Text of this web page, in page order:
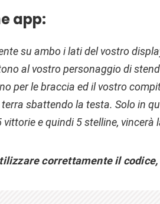
app:
su ambo i lati del vostro
al vostro personaggio di
per le braccia ed il vostro
sbattendo la testa. Solo in
e quindi 5 stelline, vincerà
correttamente il